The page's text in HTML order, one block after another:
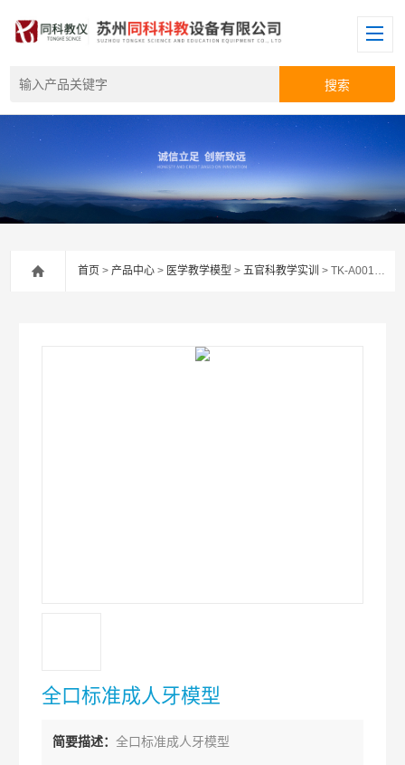
首页 >产品中心 > 医学教学模型 >五官科教学实训 > TK-A001全口标准成人牙模型
全口标准成人牙模型
简要描述：全口标准成人牙模型